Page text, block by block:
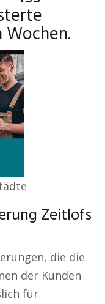
Zeitlofs
die die
der Kunden
für